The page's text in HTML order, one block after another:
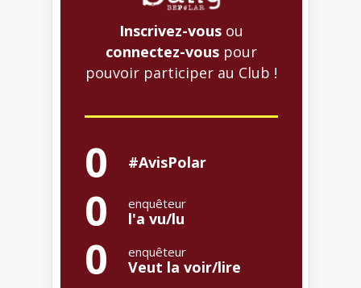
Inscrivez-vous ou
connectez-vous pour
pouvoir participer au Club !
0 #AvisPolar
0 enquêteur
l'a vu/lu
0 enquêteur
Veut la voir/lire